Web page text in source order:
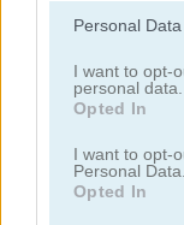
services and may
not limited to your
grant or deny
use your data for
consent section.
Personal
I want to opt-
personal data.
Opted In
I want to opt-
Personal Data.
Opted In
mèo
gà